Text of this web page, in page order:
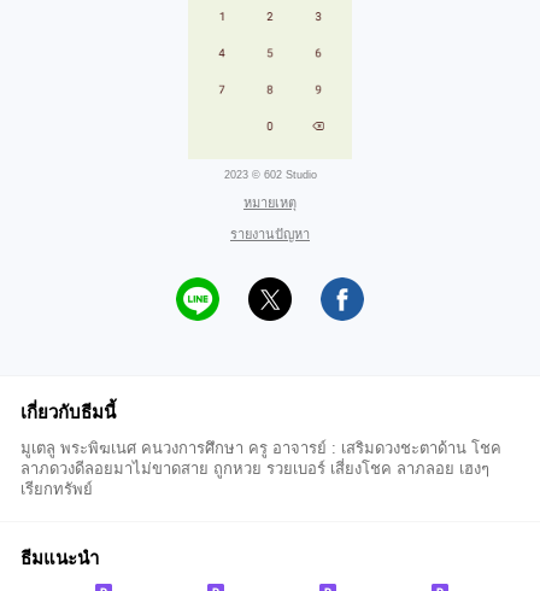
2023 © 602 Studio
หมายเหตุ
รายงานปัญหา
เกี่ยวกับธีมนี้
มูเตลู พระพิฆเนศ คนวงการศึกษา ครู อาจารย์ : เสริมดวงชะตาด้าน โชค
ลาภดวงดีลอยมาไม่ขาดสาย ถูกหวย รวยเบอร์ เสี่ยงโชค ลาภลอย เฮงๆ
เรียกทรัพย์
ธีมแนะนำ